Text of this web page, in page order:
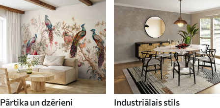
Pārtika un dzērieni Industriālais stils